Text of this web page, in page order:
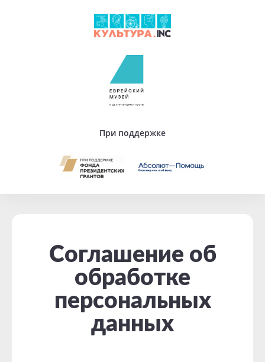
При поддержке
Соглашение об
обработке
персональных
данных